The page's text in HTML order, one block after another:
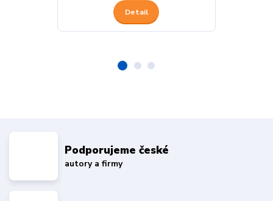
Detail
Podporujeme české
autory a firmy